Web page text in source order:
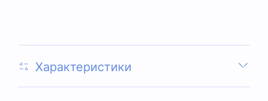
Характеристики